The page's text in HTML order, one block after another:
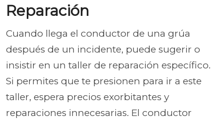
Reparación
Cuando llega el conductor de una grúa
después de un incidente, puede sugerir o
insistir en un taller de reparación específico.
Si permites que te presionen para ir a este
taller, espera precios exorbitantes y
reparaciones innecesarias. El conductor